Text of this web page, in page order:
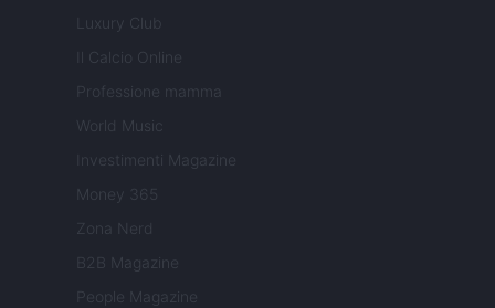
Luxury Club
Il Calcio Online
Professione mamma
World Music
Investimenti Magazine
Money 365
Zona Nerd
B2B Magazine
People Magazine